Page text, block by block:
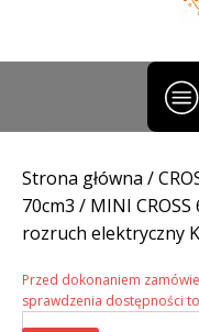
Strona główna /
70cm3 / MINI CROSS
rozruch elektryczny
Przed dokonaniem
sprawdzenia dostępności